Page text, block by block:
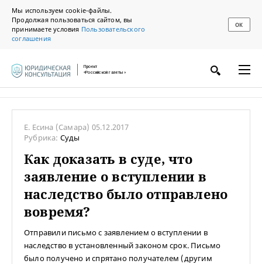
Мы используем cookie-файлы.
Продолжая пользоваться сайтом, вы
принимаете условия Пользовательского
соглашения
ОК
Проект
«Российской газеты»
Е. Есина (Самара) 05.12.2017
Рубрика: Суды
Как доказать в суде, что
заявление о вступлении в
наследство было отправлено
вовремя?
Отправили письмо с заявлением о вступлении в
наследство в установленный законом срок. Письмо
было получено и спрятано получателем (другим